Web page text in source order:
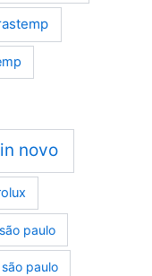
novo
paulo
paulo